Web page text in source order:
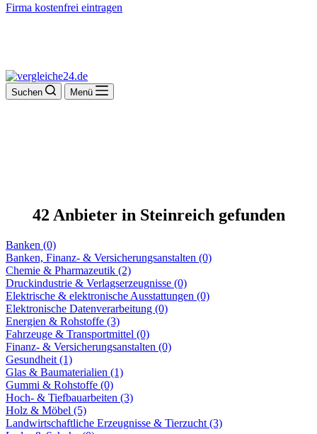
Firma kostenfrei eintragen
Suchen Menü
42 Anbieter in Steinreich gefunden
Banken (0)
Banken, Finanz- & Versicherungsanstalten (0)
Chemie & Pharmazeutik (2)
Druckindustrie & Verlagserzeugnisse (0)
Elektrische & elektronische Ausstattungen (0)
Elektronische Datenverarbeitung (0)
Energien & Rohstoffe (3)
Fahrzeuge & Transportmittel (0)
Finanz- & Versicherungsanstalten (0)
Gesundheit (1)
Glas & Baumaterialien (1)
Gummi & Rohstoffe (0)
Hoch- & Tiefbauarbeiten (3)
Holz & Möbel (5)
Landwirtschaftliche Erzeugnisse & Tierzucht (3)